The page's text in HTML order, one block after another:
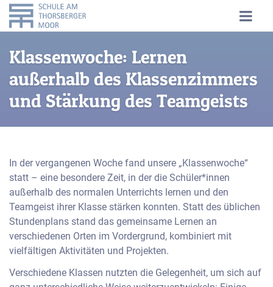
Klassenwoche: Lernen
außerhalb des Klassenzimmers
und Stärkung des Teamgeists
In der vergangenen Woche fand unsere „Klassenwoche“
statt – eine besondere Zeit, in der die Schüler*innen
außerhalb des normalen Unterrichts lernen und den
Teamgeist ihrer Klasse stärken konnten. Statt des üblichen
Stundenplans stand das gemeinsame Lernen an
verschiedenen Orten im Vordergrund, kombiniert mit
vielfältigen Aktivitäten und Projekten.
Verschiedene Klassen nutzten die Gelegenheit, um sich auf